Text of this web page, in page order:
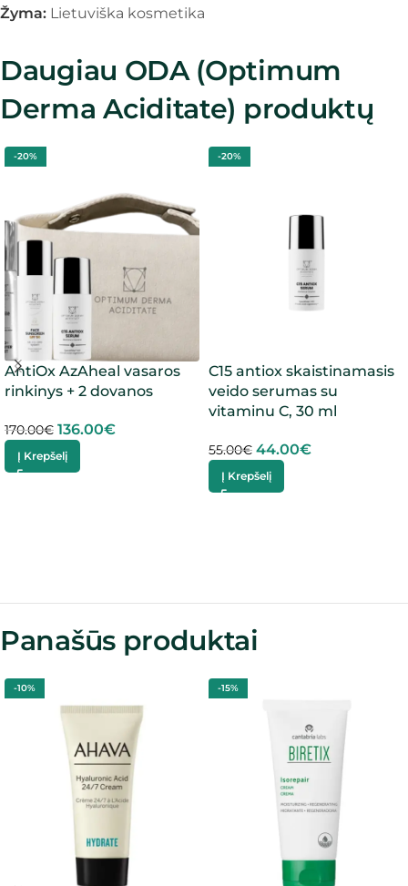
Žyma: Lietuviška kosmetika
Daugiau ODA (Optimum
Derma Aciditate) produktų
-20%
AntiOx AzAheal vasaros
rinkinys + 2 dovanos
170.00€ 136.00€
Į Krepšelį
-20%
C15 antiox skaistinamasis
veido serumas su
vitaminu C, 30 ml
55.00€ 44.00€
Į Krepšelį
Panašūs produktai
-10% -15%